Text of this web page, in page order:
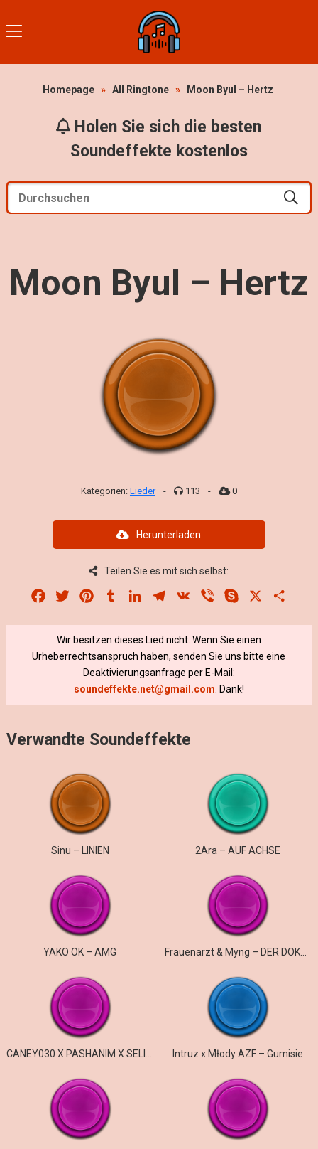
Homepage » All Ringtone » Moon Byul – Hertz
Holen Sie sich die besten
Soundeffekte kostenlos
Moon Byul – Hertz
Kategorien: Lieder - 113 - 0
Herunterladen
Teilen Sie es mit sich selbst:
Facebook
Twitter PinterestTumblrLinkedInTelegram
VK Viber Skype
Wir besitzen dieses Lied nicht. Wenn Sie einen
Urheberrechtsanspruch haben, senden Sie uns bitte eine
Deaktivierungsanfrage per E-Mail:
soundeffekte.net@gmail.com . Dank!
Verwandte Soundeffekte
Sinu – LINIEN 2Ara – AUF ACHSE
YAKO OK – AMG Frauenarzt & Myng – DER DOKTOR UND DER ARZT
Intruz x Młody AZF – Gumisie